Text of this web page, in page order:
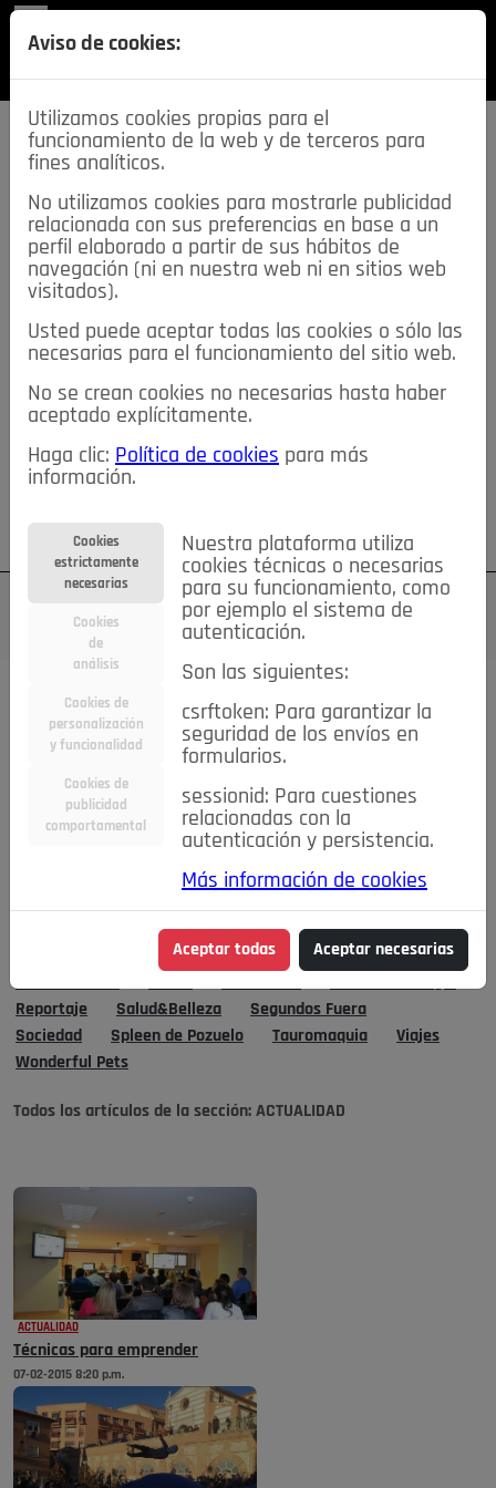
SECCIONES
descarga esta
REVISTA
≡NOTICIAS
NOTICIAS SERVICIOS DE INTERÉS
TABLÓN DE ANUNCIOS MIS ANUNCIOS CONTACTO
NOSOTROS
Su cuenta Regístrese ¿Olvidó su contraseña?
Todas las secciones..
#MemoriaHistorica Actualidad Asociaciones
Bares,
Consejos IN
Crónicas de una Rubia
Cultura
DEPORTES
De mente
Detrás de la mirada
El Mirador
Elecciones
Entrevistas Fiestas
Flamenco
La buena educación
Las Buenas
Las cosas claras
Lo que te dije
Moda&Belleza
Reportaje
Salud&Belleza
Segundos Fuera
Sociedad
Spleen de Pozuelo Tauromaquia
Viajes
Wonderful Pets
Todos los artículos de la sección: ACTUALIDAD
ACTUALIDAD
Técnicas para emprender
07-02-2015 8:20 p.m.
Aviso de cookies:
Utilizamos cookies propias para el
funcionamiento de la web y de terceros para
fines analíticos.
No utilizamos cookies para mostrarle publicidad
relacionada con sus preferencias en base a un
perfil elaborado a partir de sus hábitos de
navegación (ni en nuestra web ni en sitios web
visitados).
Usted puede aceptar todas las cookies o sólo las
necesarias para el funcionamiento del sitio web.
No se crean cookies no necesarias hasta haber
aceptado explícitamente.
Haga clic: Política de cookies para más
información.
Cookies
estrictamente
necesarias
Cookies
de
análisis
Cookies de
personalización
y funcionalidad
Cookies de
publicidad
comportamental
Nuestra plataforma utiliza
cookies técnicas o necesarias
para su funcionamiento, como
por ejemplo el sistema de
autenticación.
Son las siguientes:
csrftoken: Para garantizar la
seguridad de los envíos en
formularios.
sessionid: Para cuestiones
relacionadas con la
autenticación y persistencia.
Más información de cookies
Aceptar todas Aceptar necesarias